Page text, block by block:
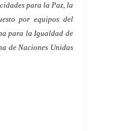
para la Paz, la
por equipos del
para la Igualdad de
de Naciones Unidas